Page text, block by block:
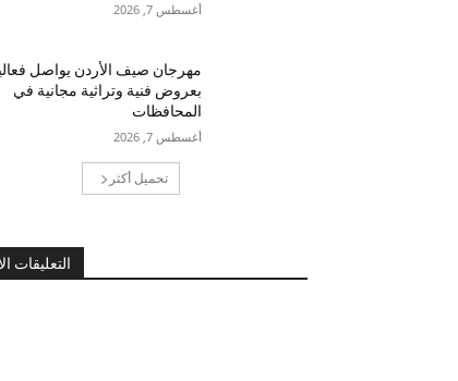
أغسطس 7, 2026
مهرجان صيف الأردن يواصل
بعروض فنية وتراثية مجانية في
المحافظات
أغسطس 7, 2026
تحميل أكثر
التعليقات